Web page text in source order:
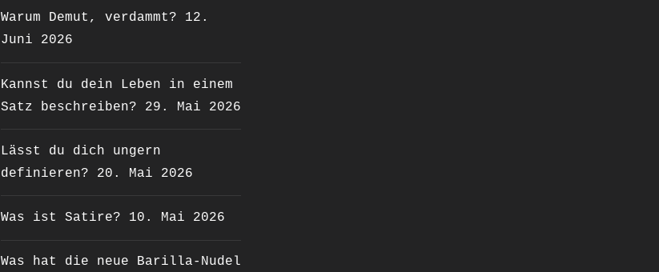
Warum Demut, verdammt?
12.
Juni 2026
Kannst du dein Leben in einem
Satz beschreiben?
29. Mai 2026
Lässt du dich ungern
definieren?
20. Mai 2026
Was ist Satire? 10. Mai 2026
Was hat die neue Barilla-Nudel